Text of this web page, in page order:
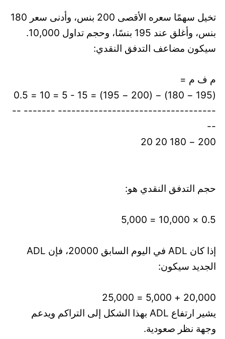
تخيل سهمًا سعره الأقصى 200 بنس، وأدنى سعر 180
بنس، وأغلق عند 195 بنسًا، وحجم تداول 10,000.
سيكون مضاعف التدفق النقدي:
م ف م =
(195 − 180) − (200 − 195) = 15 - 5 = 10 = 0.5
----------------------------------- ------- --
--
200 − 180 20 20
حجم التدفق النقدي هو:
0.5 × 10,000 = 5,000
إذا كان ADL في اليوم السابق 20000، فإن ADL
الجديد سيكون:
20,000 + 5,000 = 25,000
يشير ارتفاع ADL بهذا الشكل إلى التراكم ويدعم
وجهة نظر صعودية.